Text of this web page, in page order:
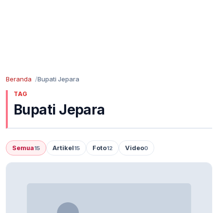
Beranda Bupati Jepara
TAG
Bupati Jepara
Semua15 Artikel15 Foto12 Video0